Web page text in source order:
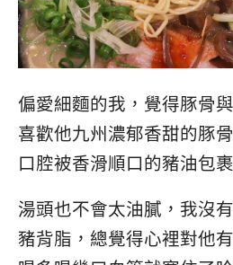
偏愛細麵的我，覺得豚骨
喜歡他九州濃郁香甜的豚
口腔被香滑順口的豬油包
湯頭也不會太油膩，我沒
豬背脂，總覺得心裡對他